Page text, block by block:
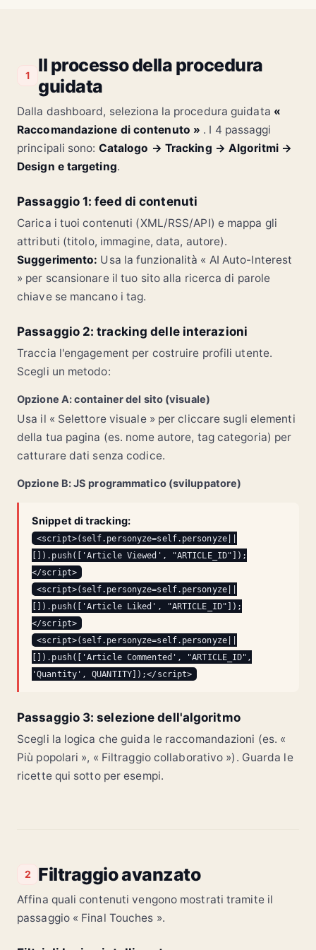
Confronto
2024
Tutorial
I giganti tech si
fondono
Allerta
cybersecurity
Più letti in tecnologia
Appena
cybersec
1
Il processo della procedura
guidata
Dalla dashboard, seleziona la procedura guidata «
Raccomandazione di contenuto » . I 4 passaggi
principali sono: Catalogo → Tracking → Algoritmi →
Design e targeting.
Passaggio 1: feed di contenuti
Carica i tuoi contenuti (XML/RSS/API) e mappa gli
attributi (titolo, immagine, data, autore).
Suggerimento: Usa la funzionalità « AI Auto-Interest
» per scansionare il tuo sito alla ricerca di parole
chiave se mancano i tag.
Passaggio 2: tracking delle interazioni
Traccia l'engagement per costruire profili utente.
Scegli un metodo:
Opzione A: container del sito (visuale)
Usa il « Selettore visuale » per cliccare sugli elementi
della tua pagina (es. nome autore, tag categoria) per
catturare dati senza codice.
Opzione B: JS programmatico (sviluppatore)
Snippet di tracking:
<script>(self.personyze=self.personyze||
[]).push(['Article Viewed', "ARTICLE_ID"]);
</script>
<script>(self.personyze=self.personyze||
[]).push(['Article Liked', "ARTICLE_ID"]);
</script>
<script>(self.personyze=self.personyze||
[]).push(['Article Commented', "ARTICLE_ID",
'Quantity', QUANTITY]);</script>
Passaggio 3: selezione dell'algoritmo
Scegli la logica che guida le raccomandazioni (es. «
Più popolari », « Filtraggio collaborativo »). Guarda le
ricette qui sotto per esempi.
2 Filtraggio avanzato
Affina quali contenuti vengono mostrati tramite il
passaggio « Final Touches ».